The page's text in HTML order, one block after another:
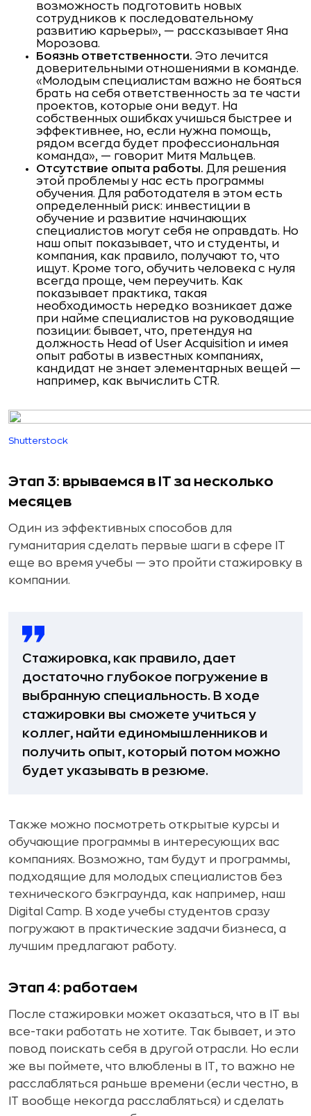
возможность подготовить новых
сотрудников к последовательному
развитию карьеры», — рассказывает Яна
Морозова.
Боязнь ответственности. Это лечится
доверительными отношениями в команде.
«Молодым специалистам важно не бояться
брать на себя ответственность за те части
проектов, которые они ведут. На
собственных ошибках учишься быстрее и
эффективнее, но, если нужна помощь,
рядом всегда будет профессиональная
команда», — говорит Митя Мальцев.
Отсутствие опыта работы. Для решения
этой проблемы у нас есть программы
обучения. Для работодателя в этом есть
определенный риск: инвестиции в
обучение и развитие начинающих
специалистов могут себя не оправдать. Но
наш опыт показывает, что и студенты, и
компания, как правило, получают то, что
ищут. Кроме того, обучить человека с нуля
всегда проще, чем переучить. Как
показывает практика, такая
необходимость нередко возникает даже
при найме специалистов на руководящие
позиции: бывает, что, претендуя на
должность Head of User Acquisition и имея
опыт работы в известных компаниях,
кандидат не знает элементарных вещей —
например, как вычислить CTR.
Shutterstock
Этап 3: врываемся в IT за несколько
месяцев
Один из эффективных способов для
гуманитария сделать первые шаги в сфере IT
еще во время учебы — это пройти стажировку в
компании.
Стажировка, как правило, дает
достаточно глубокое погружение в
выбранную специальность. В ходе
стажировки вы сможете учиться у
коллег, найти единомышленников и
получить опыт, который потом можно
будет указывать в резюме.
Также можно посмотреть открытые курсы и
обучающие программы в интересующих вас
компаниях. Возможно, там будут и программы,
подходящие для молодых специалистов без
технического бэкграунда, как например, наш
Digital Camp. В ходе учебы студентов сразу
погружают в практические задачи бизнеса, а
лучшим предлагают работу.
Этап 4: работаем
После стажировки может оказаться, что в IT вы
все-таки работать не хотите. Так бывает, и это
повод поискать себя в другой отрасли. Но если
же вы поймете, что влюблены в IT, то важно не
расслабляться раньше времени (если честно, в
IT вообще некогда расслабляться) и сделать